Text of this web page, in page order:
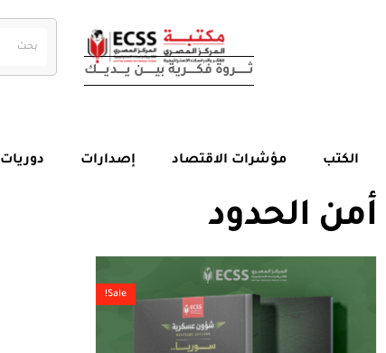
ثــــــــــروة فكـــــــرية بيــــــــن يــــــديــــــك
الكتب مؤشرات الاقتصاد إصدارات دوريات
أمن الحدود
Sale!